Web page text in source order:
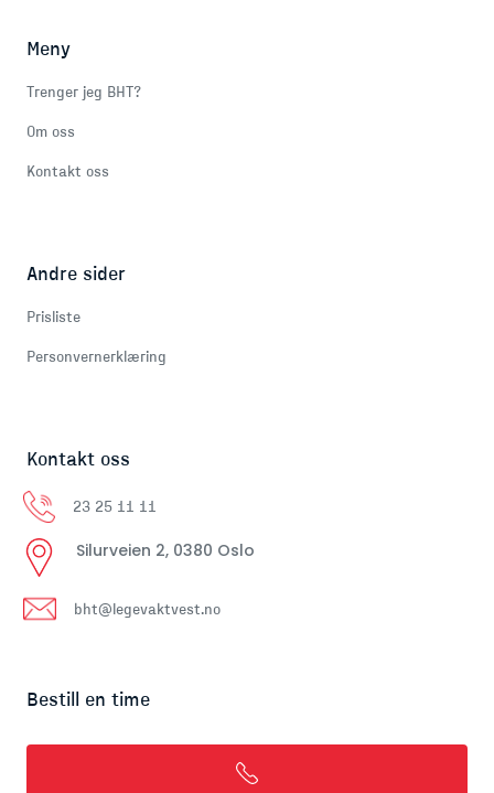
Meny
Trenger jeg BHT?
Om oss
Kontakt oss
Andre sider
Prisliste
Personvernerklæring
Kontakt oss
23 25 11 11
Silurveien 2, 0380 Oslo
bht@legevaktvest.no
Bestill en time